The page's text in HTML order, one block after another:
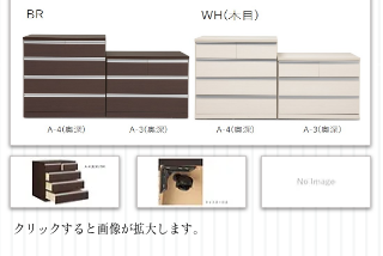
​クリックすると画像が拡大します。